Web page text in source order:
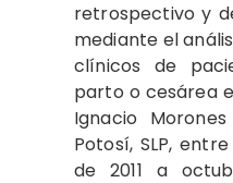
retrospectivo y
mediante el
clínicos de
parto o cesárea
Ignacio
Potosí, SLP,
de 2011 a